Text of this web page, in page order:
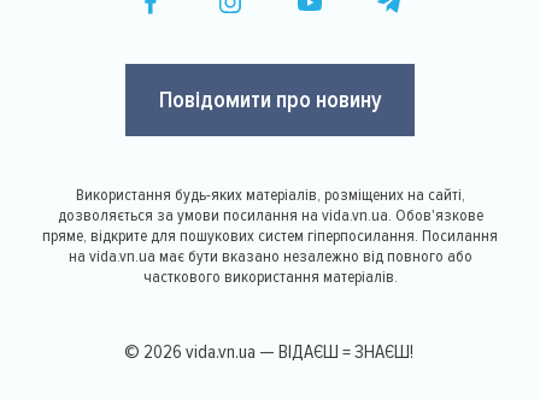
Повідомити про новину
Використання будь-яких матеріалів, розміщених на сайті,
дозволяється за умови посилання на vida.vn.ua. Обов'язкове
пряме, відкрите для пошукових систем гіперпосилання. Посилання
на vida.vn.ua має бути вказано незалежно від повного або
часткового використання матеріалів.
© 2026 vida.vn.ua — ВІДАЄШ = ЗНАЄШ!